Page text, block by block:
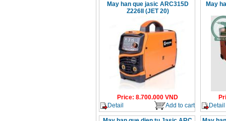
May han que jasic ARC315D
Z226II (JET 20)
Price: 8.700.000 VND
Detail
Add to cart
May
Detail